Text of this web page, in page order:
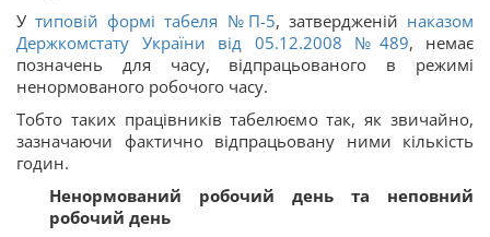
Утиповій формі табеля №П-5, затвердженій наказом
Держкомстату України від 05.12.2008 №489, немає
позначень для часу, відпрацьованого в режимі
ненормованого робочого часу.
Тобто таких працівників табелюємо так, як звичайно,
зазначаючи фактично відпрацьовану ними кількість
годин.
Ненормований робочий день та неповний
робочий день